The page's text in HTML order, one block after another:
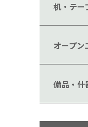
机・テー
オープン
備品・什